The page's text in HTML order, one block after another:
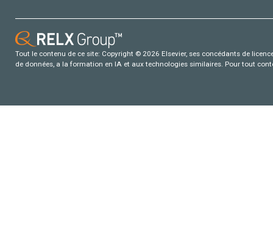
Tout le contenu de ce site: Copyright © 2026 Elsevier, ses concédants de
de données, a la formation en IA et aux technologies similaires. Pour tout